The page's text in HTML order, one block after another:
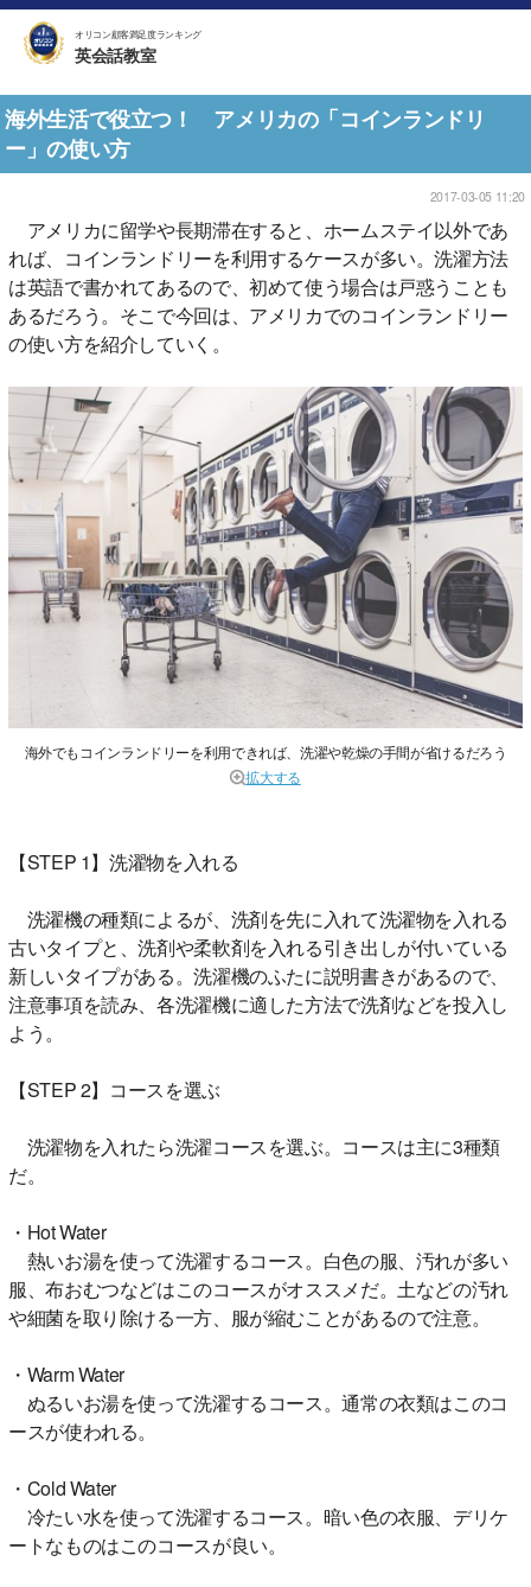
オリコン顧客満足度ランキング
英会話教室
海外生活で役立つ！ アメリカの「コインランドリ
ー」の使い方
2017-03-05 11:20
アメリカに留学や長期滞在すると、ホームステイ以外であ
れば、コインランドリーを利用するケースが多い。洗濯方法
は英語で書かれてあるので、初めて使う場合は戸惑うことも
あるだろう。そこで今回は、アメリカでのコインランドリー
の使い方を紹介していく。
海外でもコインランドリーを利用できれば、洗濯や乾燥の手間が省けるだろう
拡大する
【STEP 1】洗濯物を入れる
洗濯機の種類によるが、洗剤を先に入れて洗濯物を入れる
古いタイプと、洗剤や柔軟剤を入れる引き出しが付いている
新しいタイプがある。洗濯機のふたに説明書きがあるので、
注意事項を読み、各洗濯機に適した方法で洗剤などを投入し
よう。
【STEP 2】コースを選ぶ
洗濯物を入れたら洗濯コースを選ぶ。コースは主に3種類
だ。
・Hot Water
熱いお湯を使って洗濯するコース。白色の服、汚れが多い
服、布おむつなどはこのコースがオススメだ。土などの汚れ
や細菌を取り除ける一方、服が縮むことがあるので注意。
・Warm Water
ぬるいお湯を使って洗濯するコース。通常の衣類はこのコ
ースが使われる。
・Cold Water
冷たい水を使って洗濯するコース。暗い色の衣服、デリケ
ートなものはこのコースが良い。